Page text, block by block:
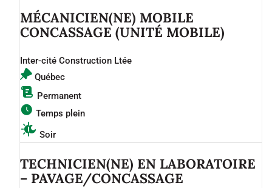
MÉCANICIEN(NE) MOBILE
CONCASSAGE (UNITÉ MOBILE)
Inter-cité Construction Ltée
Québec
Permanent
Temps plein
Soir
TECHNICIEN(NE) EN LABORATOIRE
– PAVAGE/CONCASSAGE